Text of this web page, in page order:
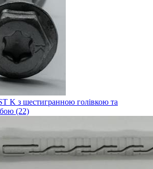
K з шестигранною голівкою та
(22)